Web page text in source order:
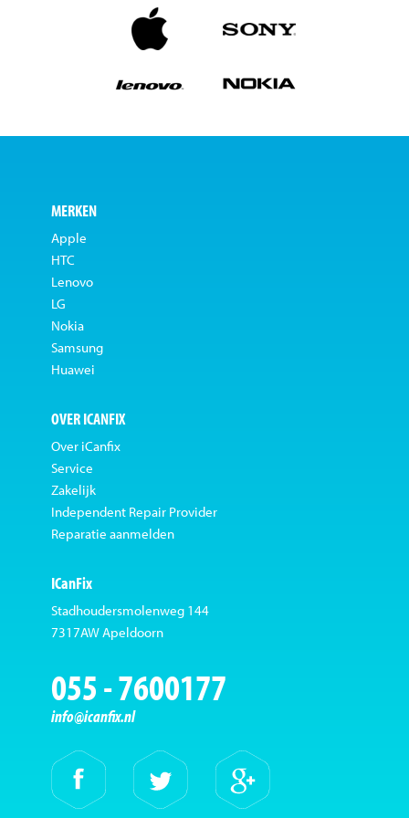
MERKEN
Apple
HTC
Lenovo
LG
Nokia
Samsung
Huawei
OVER ICANFIX
Over iCanfix
Service
Zakelijk
Independent Repair Provider
Reparatie aanmelden
ICanFix
Stadhoudersmolenweg 144
7317AW Apeldoorn
055 - 7600177
info@icanfix.nl